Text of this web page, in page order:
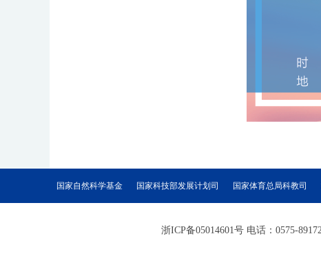
国家自然科学基金 国家科技部发展计划司 国家体育总局科教司
浙ICP备05014601号 电话：0575-